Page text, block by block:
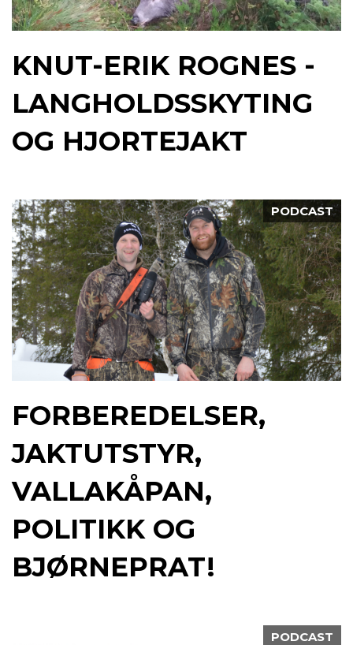
KNUT-ERIK ROGNES -
LANGHOLDSSKYTING
OG HJORTEJAKT
PODCAST
FORBEREDELSER,
JAKTUTSTYR,
VALLAKÅPAN,
POLITIKK OG
BJØRNEPRAT!
PODCAST